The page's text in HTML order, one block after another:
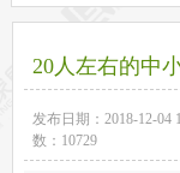
休闲椅
老板大班椅 职
办公沙发|茶几系列
文件柜系列
地柜
装饰柜
20人左右的中
发布日期：2018-12-
数：10729